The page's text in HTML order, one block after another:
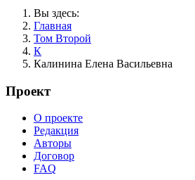
Вы здесь:
Главная
Том Второй
К
Калинина Елена Васильевна
Проект
О проекте
Редакция
Авторы
Договор
FAQ